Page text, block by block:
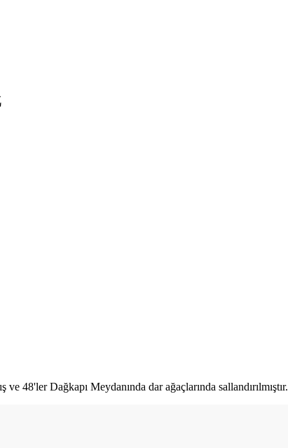
ve 48'ler Dağkapı Meydanında dar ağaçlarında sallandırılmıştır.